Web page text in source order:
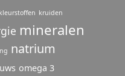
kleurstoffen kruiden
mineralen
natrium
omega 3